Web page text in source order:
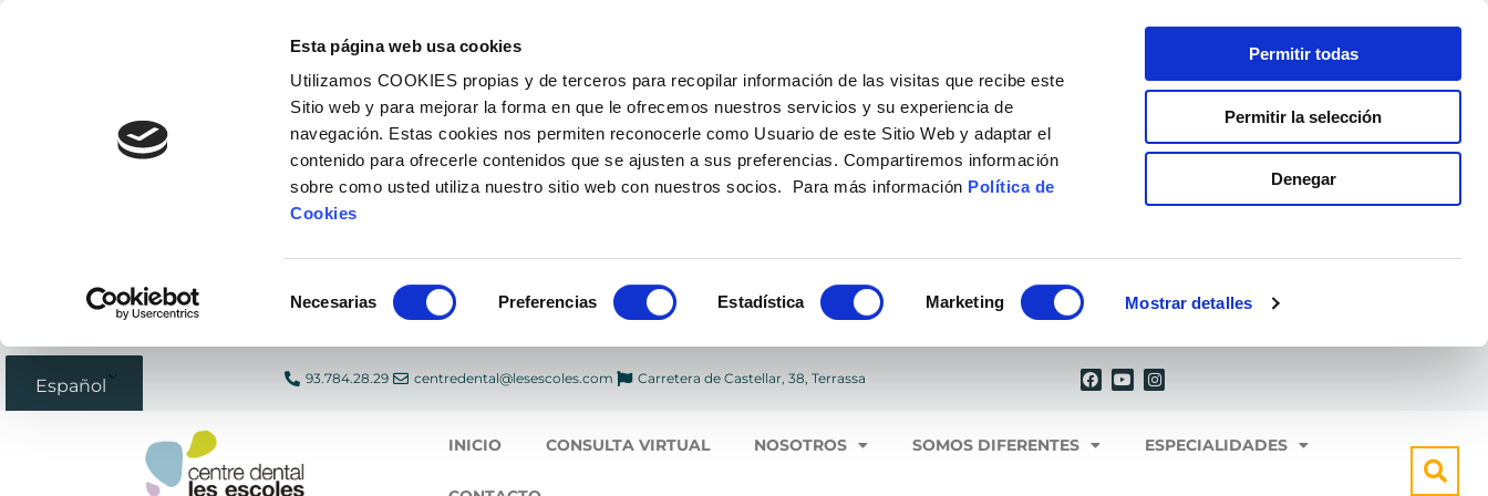
Esta página web usa cookies
Utilizamos COOKIES propias y de terceros para recopilar información de las visitas que recibe este
Sitio web y para mejorar la forma en que le ofrecemos nuestros servicios y su experiencia de
navegación. Estas cookies nos permiten reconocerle como Usuario de este Sitio Web y adaptar el
contenido para ofrecerle contenidos que se ajusten a sus preferencias. Compartiremos información
sobre como usted utiliza nuestro sitio web con nuestros socios. Para más información Política de
Cookies
de
Necesarias Preferencias Estadística Marketing Mostrar detalles
Permitir todas
Permitir la selección
Denegar
Español 93.784.28.29 centredental@lesescoles.com Carretera de Castellar, 38, Terrassa a
c
o
o
u
n
s
g
r
INICIO CONSULTA VIRTUAL NOSOTROS SOMOS DIFERENTES ESPECIALIDADES